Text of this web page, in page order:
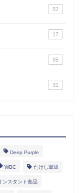
52
17
95
31
Deep Purple
WBC たけし軍団
ンスタント食品